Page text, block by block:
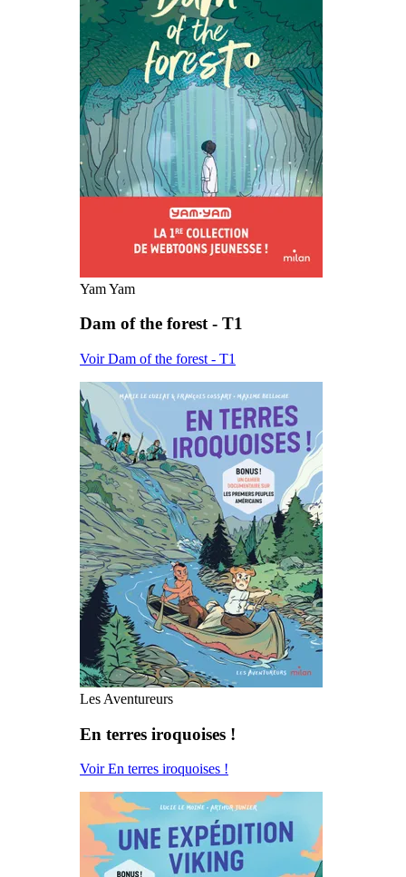
Yam Yam
Dam of the forest - T1
Voir Dam of the forest - T1
Les Aventureurs
En terres iroquoises !
Voir En terres iroquoises !